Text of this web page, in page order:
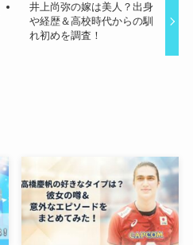
井上尚弥の嫁は美人？出身
や経歴＆高校時代からの馴
れ初めを調査！